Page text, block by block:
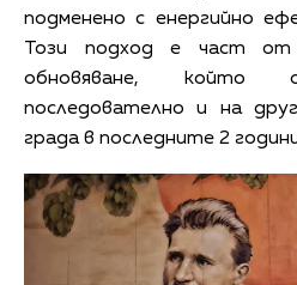
подменено с енергийно
Този подход е част от
обновяване, който
последователно и на
града в последните 2